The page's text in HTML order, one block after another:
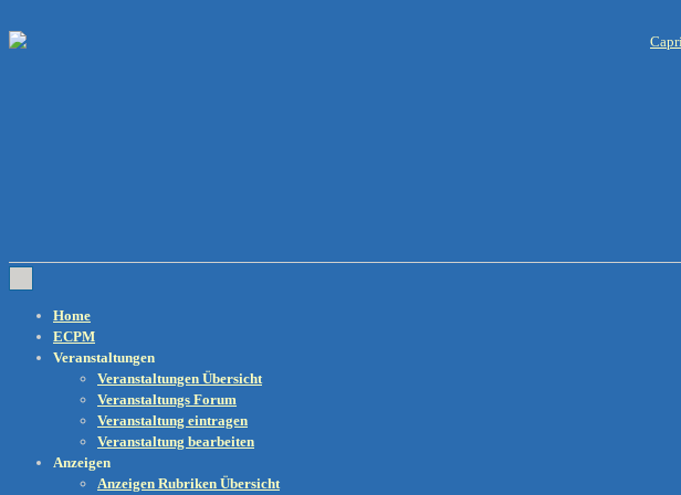
Zum
Main
Navigation
Home
ECPM
Veranstaltungen
Veranstaltungen Übersicht
Veranstaltungs Forum
Veranstaltung eintragen
Veranstaltung bearbeiten
Anzeigen
Anzeigen Rubriken Übersicht